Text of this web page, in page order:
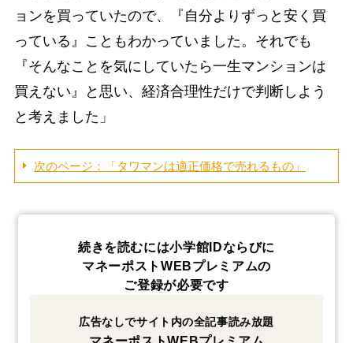
ョンを買っていたので、『自分よりずっと安く買
っている』こともわかっていました。それでも
『そんなことを気にしていたら一生マンションは
買えない』と思い、経済合理性だけで判断しよう
と考えました」
次のページ：「タワマンは適正価格で売れるもの」
続きを読むには小学館IDならびに
マネーポストWEBプレミアムの
ご登録が必要です
広告なしでサイト内の全記事読み放題